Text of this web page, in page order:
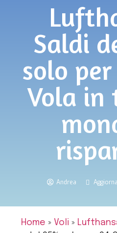
Saldi
solo per
Vola
Andrea
Home » Voli »